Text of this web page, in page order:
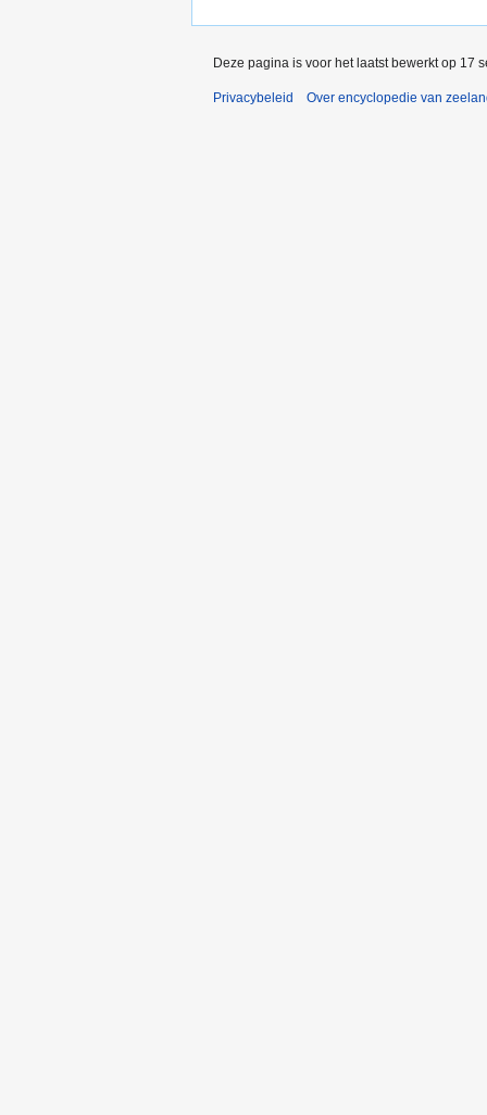
Deze pagina is voor het laatst bewerkt op 17
Privacybeleid Over encyclopedie van